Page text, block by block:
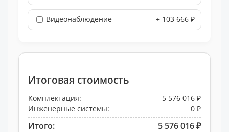
Видеонаблюдение + 103 666 ₽
Итоговая стоимость
Комплектация:
5 576 016 ₽
Инженерные системы:
0 ₽
Итого: 5 576 016 ₽